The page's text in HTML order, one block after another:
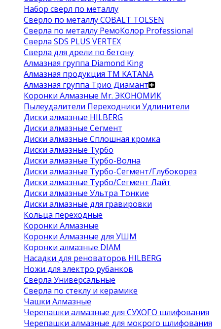
Набор сверл по металлу
Сверло по металлу COBALT TOLSEN
Сверла по металлу РемоКолор Professional
Сверла SDS PLUS VERTEX
Сверла для дрели по бетону
Алмазная группа Diamond King
Алмазная продукция ТМ KATANA
Алмазная группа Трио Диамант
Коронки Алмазные Mr. ЭКОНОМИК
Пылеудалители Переходники Удлинители
Диски алмазные HILBERG
Диски алмазные Сегмент
Диски алмазные Сплошная кромка
Диски алмазные Турбо
Диски алмазные Турбо-Волна
Диски алмазные Турбо-Сегмент/Глубокорез
Диски алмазные Турбо/Сегмент Лайт
Диски алмазные Ультра Тонкие
Диски алмазные для гравировки
Кольца переходные
Коронки Алмазные
Коронки Алмазные для УШМ
Коронки алмазные DIAM
Насадки для реноваторов HILBERG
Ножи для электро рубанков
Сверла Универсальные
Сверла по стеклу и керамике
Чашки Алмазные
Черепашки алмазные для СУХОГО шлифования
Черепашки алмазные для мокрого шлифования